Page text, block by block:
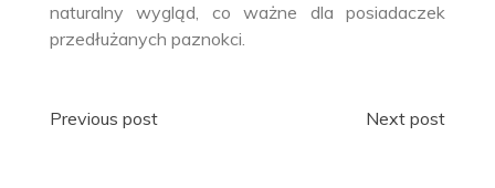
naturalny wygląd, co ważne dla posiadaczek
przedłużanych paznokci.
Nawigacja
Previous post Next post